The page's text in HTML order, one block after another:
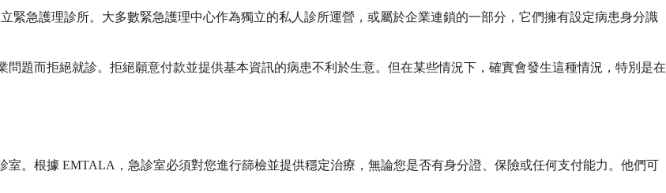
緊急護理診所。大多數緊急護理中心作為獨立的私人診所運營，或屬於企業連鎖的一部分，它們擁有設定病患身分識
題而拒絕就診。拒絕願意付款並提供基本資訊的病患不利於生意。但在某些情況下，確實會發生這種情況，特別是在
。根據 EMTALA，急診室必須對您進行篩檢並提供穩定治療，無論您是否有身分證、保險或任何支付能力。他們可